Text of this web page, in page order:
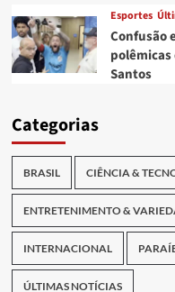
Esportes
Confusão
Santos
Categorias
BRASIL CIÊNCIA &
ENTRETENIMENTO &
INTERNACIONAL
ÚLTIMAS NOTÍCIAS